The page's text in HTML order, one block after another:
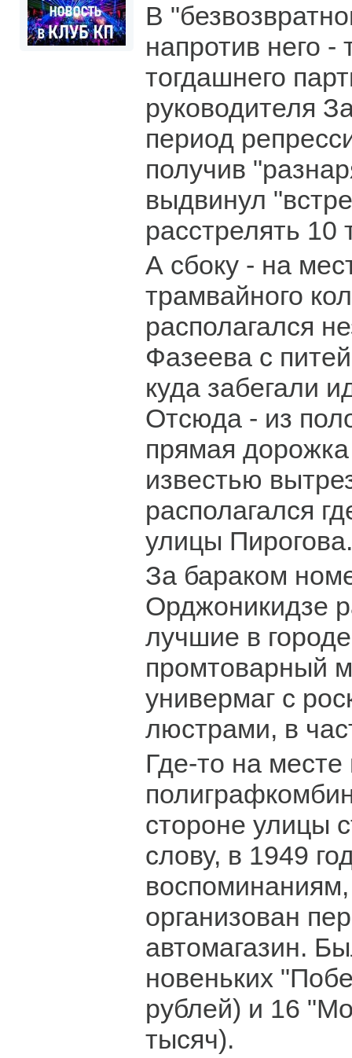
В
напротив него
тогдашнего
руководителя
период
получив
выдвинул
расстрелять 10
А сбоку - на
трамвайного
располагался
Фазеева с
куда забегали
Отсюда - из
прямая
известью
располагался
улицы Пирогова.
За бараком
Орджоникидзе
лучшие в
промтоварный
универмаг с
люстрами, в
Где-то на
стороне улицы
слову, в 1949
организован
автомагазин.
новеньких
рублей) и 16
тысяч).